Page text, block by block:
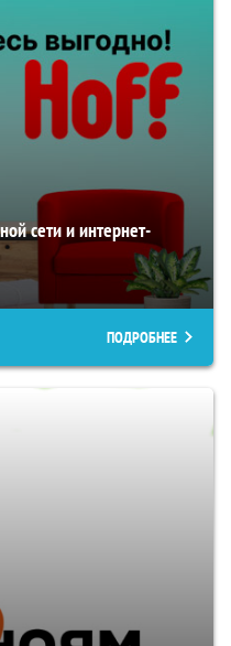
сети и интернет-
ПОДРОБНЕЕ